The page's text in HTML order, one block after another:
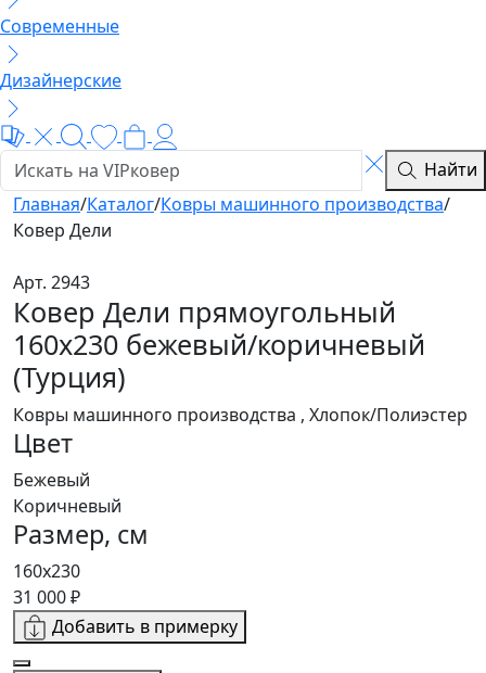
Современные
Дизайнерские
Найти
Главная/Каталог/Ковры машинного производства/
Ковер Дели
Арт. 2943
Ковер Дели прямоугольный
160х230 бежевый/коричневый
(Турция)
Ковры машинного производства , Хлопок/Полиэстер
Цвет
Бежевый
Коричневый
Размер, см
160х230
31 000 ₽
Добавить в примерку